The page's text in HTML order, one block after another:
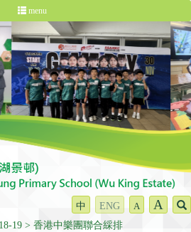
menu
中 ENG A A
19 香港中樂團聯合綵排